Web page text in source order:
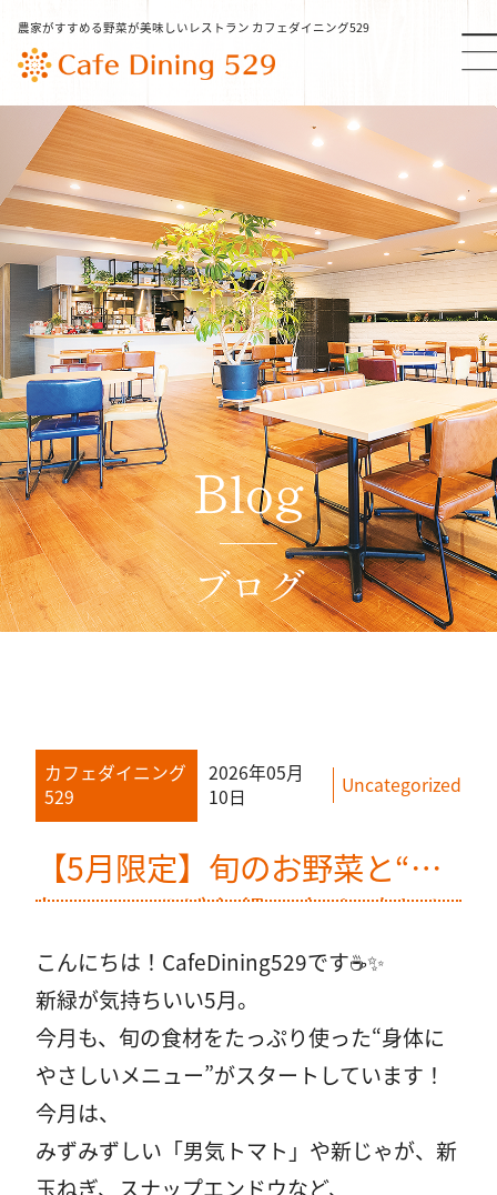
農家がすすめる野菜が美味しいレストラン カフェダイニング529
TOP
本日の529 おすすめメニュー
NEWS
コンセプト
定番メニュー
店舗情報
アクセス
048-871-8529
Blog
ブログ
カフェダイニング
529
2026年05月
10日
Uncategorized
【5月限定】旬のお野菜と“男
気トマト”が主役！旬を味わう
5月へ。抹茶スイーツも登場！
こんにちは！CafeDining529です☕✨
新緑が気持ちいい5月。
今月も、旬の食材をたっぷり使った“身体に
やさしいメニュー”がスタートしています！
今月は、
みずみずしい「男気トマト」や新じゃが、新
玉ねぎ、スナップエンドウなど、